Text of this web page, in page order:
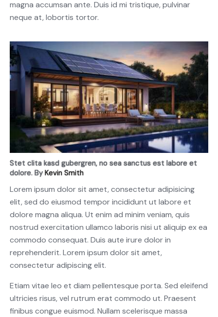
magna accumsan ante. Duis id mi tristique, pulvinar
neque at, lobortis tortor.
Stet clita kasd gubergren, no sea sanctus est labore et
dolore. ByKevin Smith
Lorem ipsum dolor sit amet, consectetur adipisicing
elit, sed do eiusmod tempor incididunt ut labore et
dolore magna aliqua. Ut enim ad minim veniam, quis
nostrud exercitation ullamco laboris nisi ut aliquip ex ea
commodo consequat. Duis aute irure dolor in
reprehenderit. Lorem ipsum dolor sit amet,
consectetur adipiscing elit.
Etiam vitae leo et diam pellentesque porta. Sed eleifend
ultricies risus, vel rutrum erat commodo ut. Praesent
finibus congue euismod. Nullam scelerisque massa